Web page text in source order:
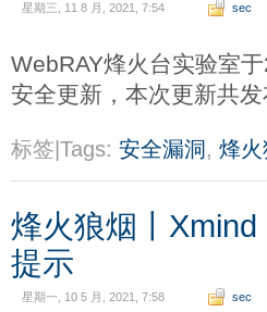
星期三, 11 8 月, 2021, 7:54 sec
WebRAY烽火台实验室
安全更新，本次更新共
标签|Tags: 安全漏洞 , 烽火
烽火狼烟丨
提示
星期一, 10 5 月, 2021, 7:58 sec